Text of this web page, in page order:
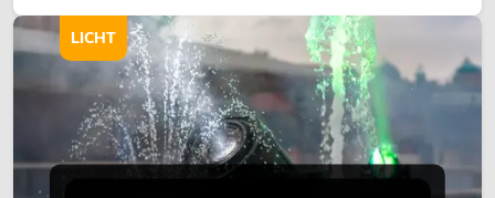
wirken lassen.
LICHT